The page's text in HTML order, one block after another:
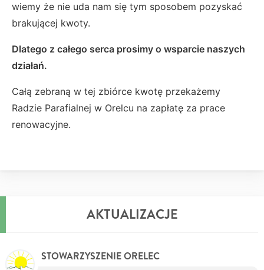
wiemy że nie uda nam się tym sposobem pozyskać
brakującej kwoty.
Dlatego z całego serca prosimy o wsparcie naszych
działań.
Całą zebraną w tej zbiórce kwotę przekażemy
Radzie Parafialnej w Orelcu na zapłatę za prace
renowacyjne.
AKTUALIZACJE
STOWARZYSZENIE ORELEC